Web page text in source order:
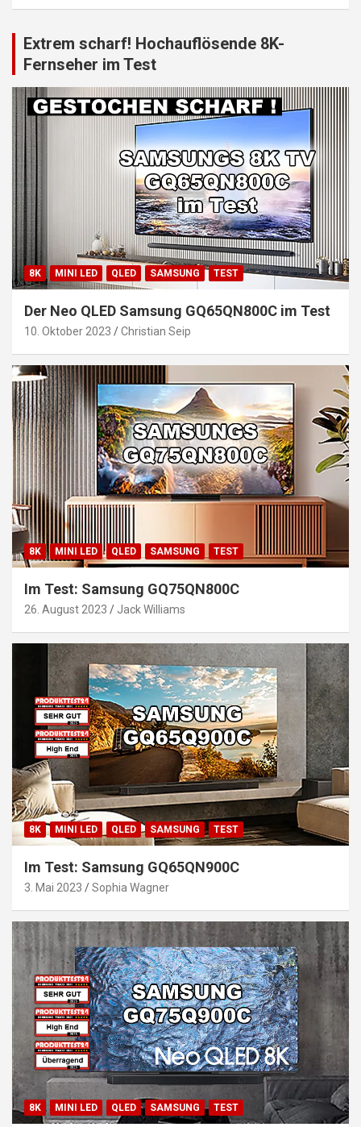
Extrem scharf! Hochauflösende 8K-
Fernseher im Test
8K MINI LED QLED SAMSUNG TEST
Der Neo QLED Samsung GQ65QN800C im Test
10. Oktober 2023 Christian Seip
8K MINI LED QLED SAMSUNG TEST
Im Test: Samsung GQ75QN800C
26. August 2023 Jack Williams
8K MINI LED QLED SAMSUNG TEST
Im Test: Samsung GQ65QN900C
3. Mai 2023 Sophia Wagner
8K MINI LED QLED SAMSUNG TEST